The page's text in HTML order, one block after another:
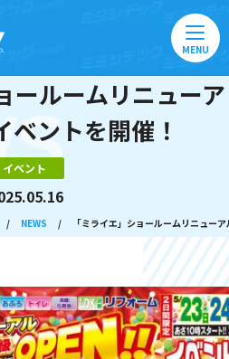
MENU
ールームリニューア
ベントを開催！
イベント
/ NEWS / 「ミライエ」ショールームリニュー